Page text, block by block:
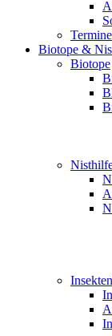
Termine
Biotope &
Biotope